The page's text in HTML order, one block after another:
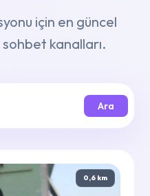
için en güncel
kanalları.
Ara
0,6 km